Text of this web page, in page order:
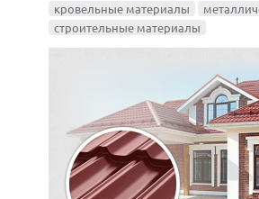
кровельные материалы
строительные материалы